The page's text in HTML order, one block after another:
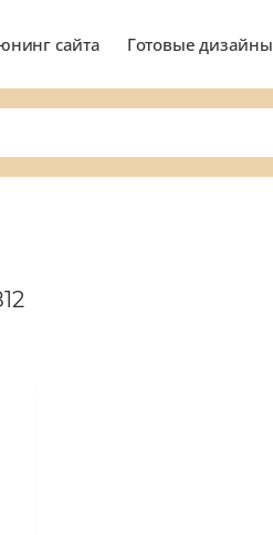
сайта Готовые дизайны